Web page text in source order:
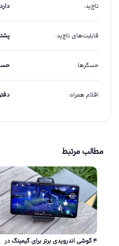
تاچ‌پد: دارد
قابلیت‌های تاچ‌پد:
حسگرها:
اقلام همراه:
مطالب مرتبط
۴ گوشی اندرویدی برتر برای گیمینگ در